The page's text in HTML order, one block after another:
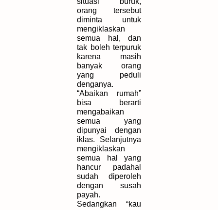
orang tersebut
diminta untuk
mengiklaskan
semua hal, dan
tak boleh terpuruk
karena masih
banyak orang
yang peduli
denganya.
“Abaikan rumah”
bisa berarti
mengabaikan
semua yang
dipunyai dengan
iklas. Selanjutnya
mengiklaskan
semua hal yang
hancur padahal
sudah diperoleh
dengan susah
payah.
Sedangkan “kau